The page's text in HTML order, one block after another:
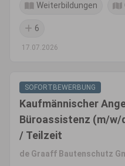
Weiterbildungen
6
17.07.2026
SOFORTBEWERBUNG
Kaufmännischer
Büroassistenz (m/
/ Teilzeit
de Graaff Bautenschutz